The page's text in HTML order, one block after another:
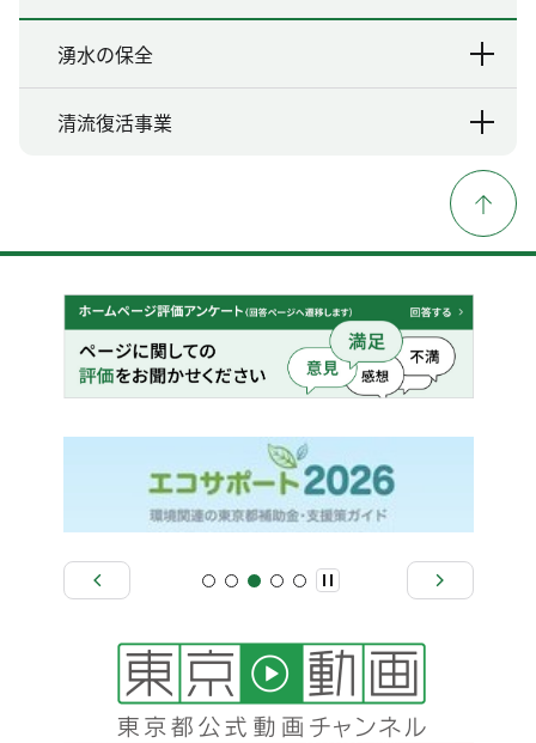
湧水の保全
清流復活事業